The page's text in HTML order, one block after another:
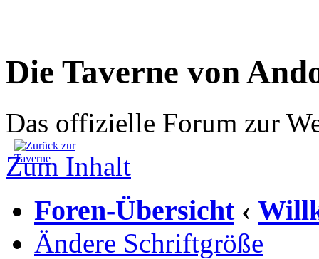
Die Taverne von
Das offizielle Forum zur
Zum Inhalt
Foren-Übersicht ‹
Ändere Schriftgröße